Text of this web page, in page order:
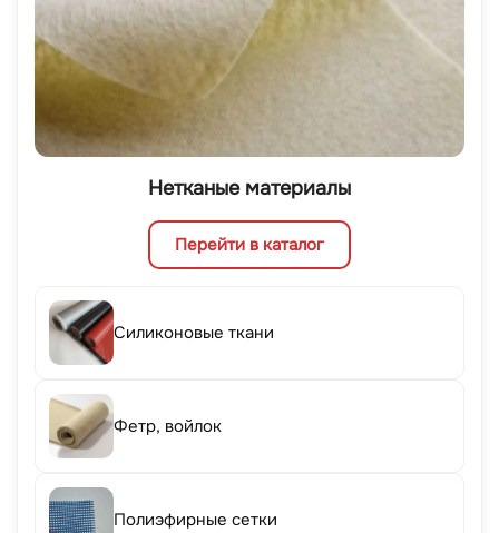
Нетканые материалы
Перейти в каталог
Силиконовые ткани
Фетр, войлок
Полиэфирные сетки